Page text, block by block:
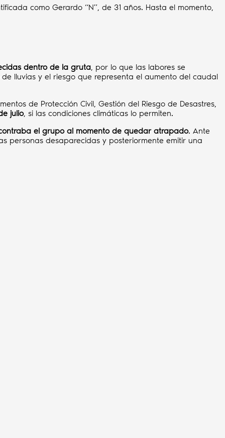
como Gerardo “N”, de 31 años. Hasta el momento,
dentro de la gruta, por lo que las labores se
lluvias y el riesgo que representa el aumento del caudal
de Protección Civil, Gestión del Riesgo de Desastres,
julio, si las condiciones climáticas lo permiten.
el grupo al momento de quedar atrapado. Ante
personas desaparecidas y posteriormente emitir una